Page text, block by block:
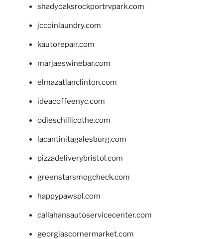
shadyoaksrockportrvpark.com
jccoinlaundry.com
kautorepair.com
marjaeswinebar.com
elmazatlanclinton.com
ideacoffeenyc.com
odieschillicothe.com
lacantinitagalesburg.com
pizzadeliverybristol.com
greenstarsmogcheck.com
happypawspl.com
callahansautoservicecenter.com
georgiascornermarket.com